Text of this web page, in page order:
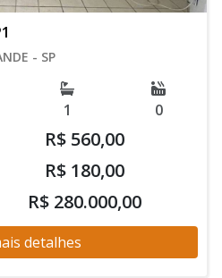
- SP
1 0
R$ 560,00
R$ 180,00
R$ 280.000,00
detalhes